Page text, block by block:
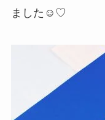
ました☺︎♡